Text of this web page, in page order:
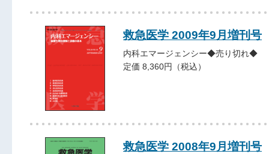
救急医学 2009年9月増刊号
内科エマージェンシー◆売り切れ◆
定価 8,360円（税込）
救急医学 2008年9月増刊号